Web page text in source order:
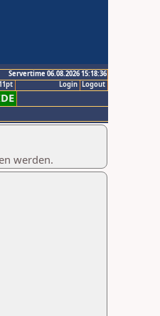
Servertime 06.08.2026 15:18:36
Logout
Login
werden.